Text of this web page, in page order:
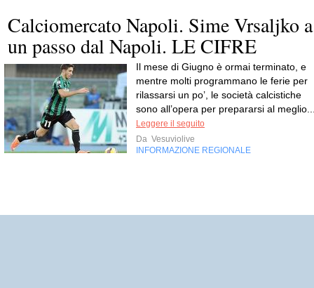
Calciomercato Napoli. Sime Vrsaljko a
un passo dal Napoli. LE CIFRE
Il mese di Giugno è ormai terminato, e
mentre molti programmano le ferie per
rilassarsi un po’, le società calcistiche
sono all’opera per prepararsi al
Leggere il seguito
Da Vesuviolive
INFORMAZIONE REGIONALE